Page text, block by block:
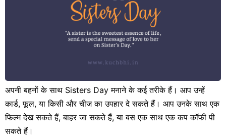
अपनी बहनों के साथ Sisters Day मनाने के कई तरीके हैं। आप उन्हें
कार्ड, फूल, या किसी और चीज का उपहार दे सकते हैं। आप उनके साथ एक
फिल्म देख सकते हैं, बाहर जा सकते हैं, या बस एक साथ एक कप कॉफी पी
सकते हैं।